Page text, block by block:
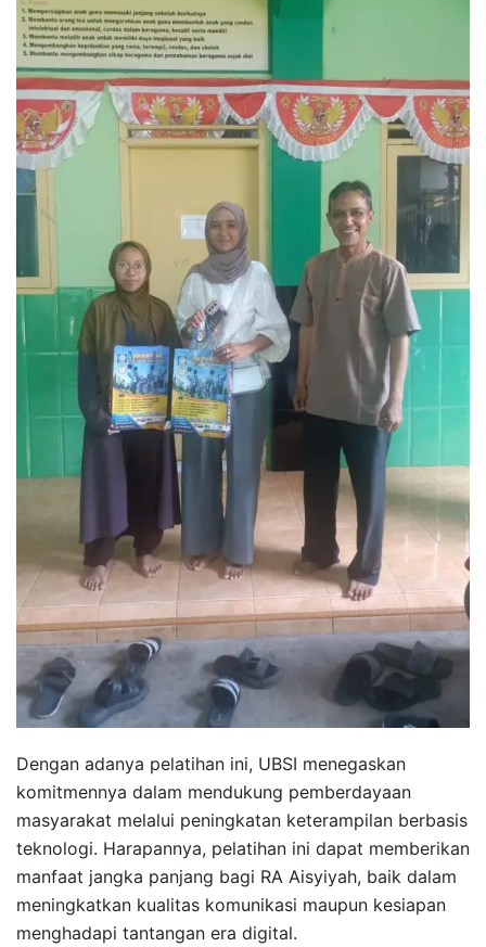
Dengan adanya pelatihan ini, UBSI menegaskan
komitmennya dalam mendukung pemberdayaan
masyarakat melalui peningkatan keterampilan berbasis
teknologi. Harapannya, pelatihan ini dapat memberikan
manfaat jangka panjang bagi RA Aisyiyah, baik dalam
meningkatkan kualitas komunikasi maupun kesiapan
menghadapi tantangan era digital.